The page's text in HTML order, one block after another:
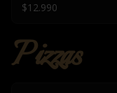
$12.990
Pizzas